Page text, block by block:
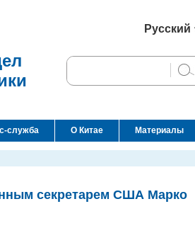
Русский
English
Español
عربي
служба О Китае Материалы
секретарем США Марко